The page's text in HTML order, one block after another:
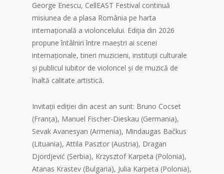
George Enescu, CellEAST Festival continuă
misiunea de a plasa România pe harta
internațională a violoncelului. Ediția din 2026
propune întâlniri între maeștri ai scenei
internaționale, tineri muzicieni, instituții culturale
și publicul iubitor de violoncel și de muzică de
înaltă calitate artistică.
Invitații ediției din acest an sunt: Bruno Cocset
(Franța), Manuel Fischer-Dieskau (Germania),
Sevak Avanesyan (Armenia), Mindaugas Bačkus
(Lituania), Attila Pasztor (Austria), Dragan
Djordjević (Serbia), Krzysztof Karpeta (Polonia),
Atanas Krastev (Bulgaria), Julia Karpeta (Polonia),